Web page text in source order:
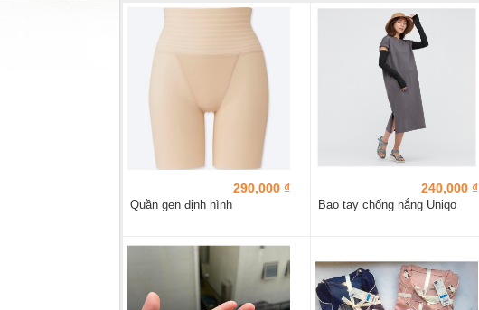
290,000 ₫
Quần gen định hình
240,000 ₫
Bao tay chống nắng Uniqo